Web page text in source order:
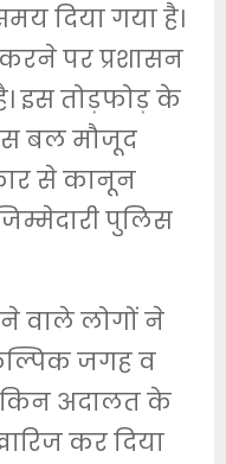
दिया गया है।
पर प्रशासन
इस तोड़फोड़ के
बल मौजूद
से कानून
पुलिस
वाले लोगों ने
जगह व
अदालत के
कर दिया